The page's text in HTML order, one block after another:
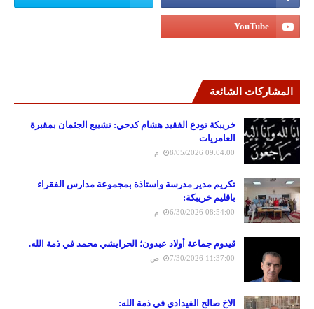
المشاركات الشائعة
خريبكة تودع الفقيد هشام كدحي: تشييع الجثمان بمقبرة
العامريات
8/05/2026 09:04:00 م
تكريم مدير مدرسة واستاذة بمجموعة مدارس الفقراء
باقليم خريبكة:
6/30/2026 08:54:00 م
قيدوم جماعة أولاد عبدون؛ الحرايشي محمد في ذمة الله.
7/30/2026 11:37:00 ص
الاخ صالح الفيدادي في ذمة الله: